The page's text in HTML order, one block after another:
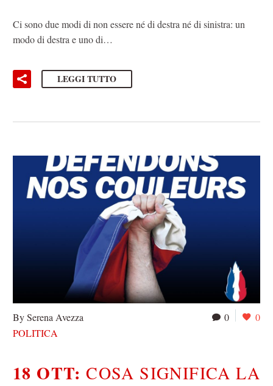
Ci sono due modi di non essere né di destra né di sinistra: un
modo di destra e uno di…
LEGGI TUTTO
0 0
By Serena Avezza
POLITICA
18 OTT:COSA SIGNIFICA LA